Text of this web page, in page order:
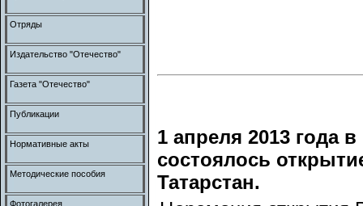
1 апреля 2013 года
состоялось
Татарстан.
Отряды
Издательство "Отечество"
Газета "Отечество"
Публикации
Нормативные акты
Методические пособия
Фотогалерея